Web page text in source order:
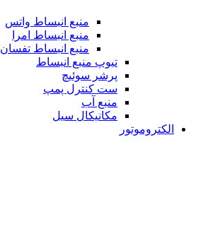
منبع انبساط واتس
منبع انبساط امرا
منبع انبساط تفسان
تیوپ منبع انبساط
پرشر سوئیچ
ست کنترل پمپ
منبع آب
مکانیکال سیل
الکتروموتور